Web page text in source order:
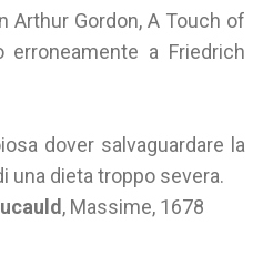
Arthur Gordon, A Touch of
erroneamente a Friedrich
dover salvaguardare la
una dieta troppo severa.
, Massime, 1678